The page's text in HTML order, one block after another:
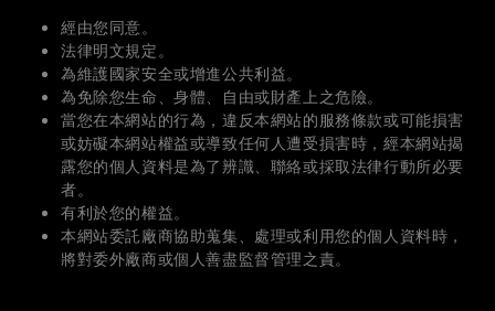
經由您同意。
法律明文規定。
為維護國家安全或增進公共利益。
為免除您生命、身體、自由或財產上之危險。
當您在本網站的行為，違反本網站的服務條款或可能損害
或妨礙本網站權益或導致任何人遭受損害時，經本網站揭
露您的個人資料是為了辨識、聯絡或採取法律行動所必要
者。
有利於您的權益。
本網站委託廠商協助蒐集、處理或利用您的個人資料時，
將對委外廠商或個人善盡監督管理之責。